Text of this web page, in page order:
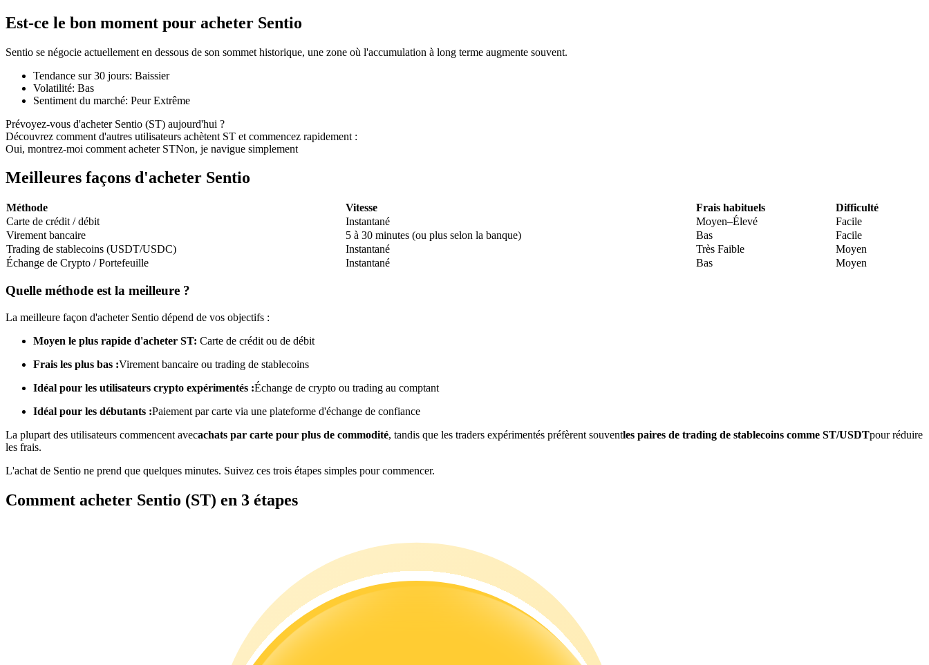
Produits dérivés sur actions, forex, métaux précieux et matières premières
Copie de Trading
Rejoignez les meilleurs traders
Profitez du partage des bénéfices et des commissions de copy trading
Est-ce le bon moment pour acheter Sentio
Sentio se négocie actuellement en dessous de son sommet historique, une zone où l'accumulation à long terme augmente souvent.
Tendance sur 30 jours: Baissier
Volatilité: Bas
Sentiment du marché: Peur Extrême
Prévoyez-vous d'acheter Sentio (ST) aujourd'hui ?
Découvrez comment d'autres utilisateurs achètent ST et commencez rapidement :
Oui, montrez-moi comment acheter STNon, je navigue simplement
Meilleures façons d'acheter Sentio
Méthode Vitesse Frais habituels
Difficulté
Carte de crédit / débit
Instantané Moyen–Élevé
Facile
Virement bancaire
5 à 30 minutes (ou plus selon la banque) Bas
Facile
Trading de stablecoins (USDT/USDC)
Instantané Très Faible
Moyen
Échange de Crypto / Portefeuille
Instantané Bas Moyen
Quelle méthode est la meilleure ?
La meilleure façon d'acheter Sentio dépend de vos objectifs :
Moyen le plus rapide d'acheter ST: Carte de crédit ou de débit
Frais les plus bas :Virement bancaire ou trading de stablecoins
Idéal pour les utilisateurs crypto expérimentés :Échange de crypto ou trading au comptant
Idéal pour les débutants :Paiement par carte via une plateforme d'échange de confiance
La plupart des utilisateurs commencent avecachats par carte pour plus de commodité, tandis que les traders expérimentés préfèrent souventles paires de trading de stablecoins comme ST/USDTpour réduire
les frais.
L'achat de Sentio ne prend que quelques minutes. Suivez ces trois étapes simples pour commencer.
Comment acheter Sentio (ST) en 3 étapes